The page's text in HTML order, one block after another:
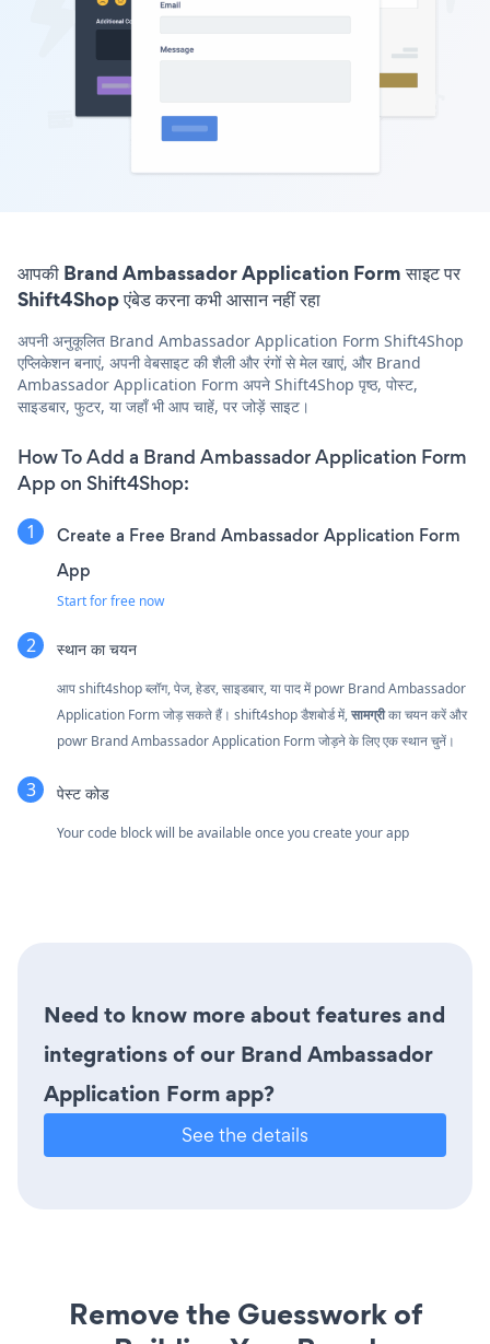
आपकी Brand Ambassador Application Form साइट पर
Shift4Shop एंबेड करना कभी आसान नहीं रहा
अपनी अनुकूलित Brand Ambassador Application Form Shift4Shop
एप्लिकेशन बनाएं, अपनी वेबसाइट की शैली और रंगों से मेल खाएं, और Brand
Ambassador Application Form अपने Shift4Shop पृष्ठ, पोस्ट,
साइडबार, फुटर, या जहाँ भी आप चाहें, पर जोड़ें साइट।
How To Add a Brand Ambassador Application Form
App on Shift4Shop:
Create a Free Brand Ambassador Application Form
App
Start for free now
स्थान का चयन
आप shift4shop ब्लॉग, पेज, हेडर, साइडबार, या पाद में powr Brand Ambassador
Application Form जोड़ सकते हैं। shift4shop डैशबोर्ड में,सामग्रीका चयन करें और
powr Brand Ambassador Application Form जोड़ने के लिए एक स्थान चुनें।
पेस्ट कोड
Your code block will be available once you create your app
Need to know more about features and
integrations of our Brand Ambassador
Application Form app?
See the details
Remove the Guesswork of